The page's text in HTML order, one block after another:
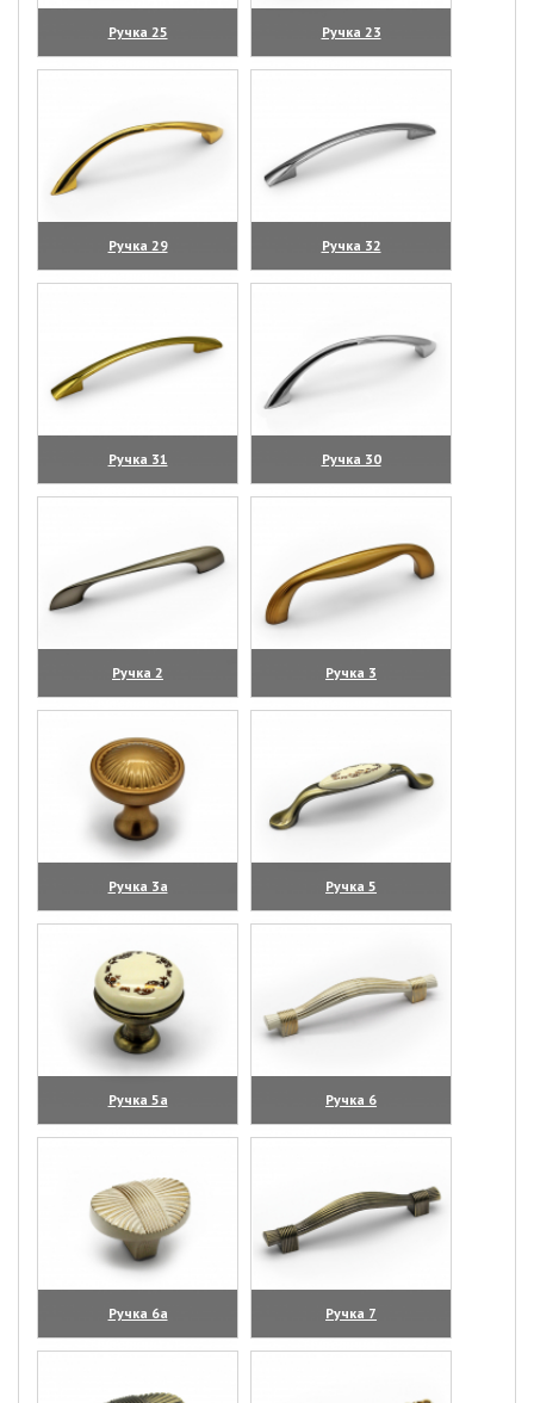
Ручка 25
(увеличить)
Ручка 23
(увеличить)
Ручка 29
(увеличить)
Ручка 32
(увеличить)
Ручка 31
(увеличить)
Ручка 30
(увеличить)
Ручка 2
(увеличить)
Ручка 3
(увеличить)
Ручка 3а
(увеличить)
Ручка 5
(увеличить)
Ручка 5а
(увеличить)
Ручка 6
(увеличить)
Ручка 6а
(увеличить)
Ручка 7
(увеличить)